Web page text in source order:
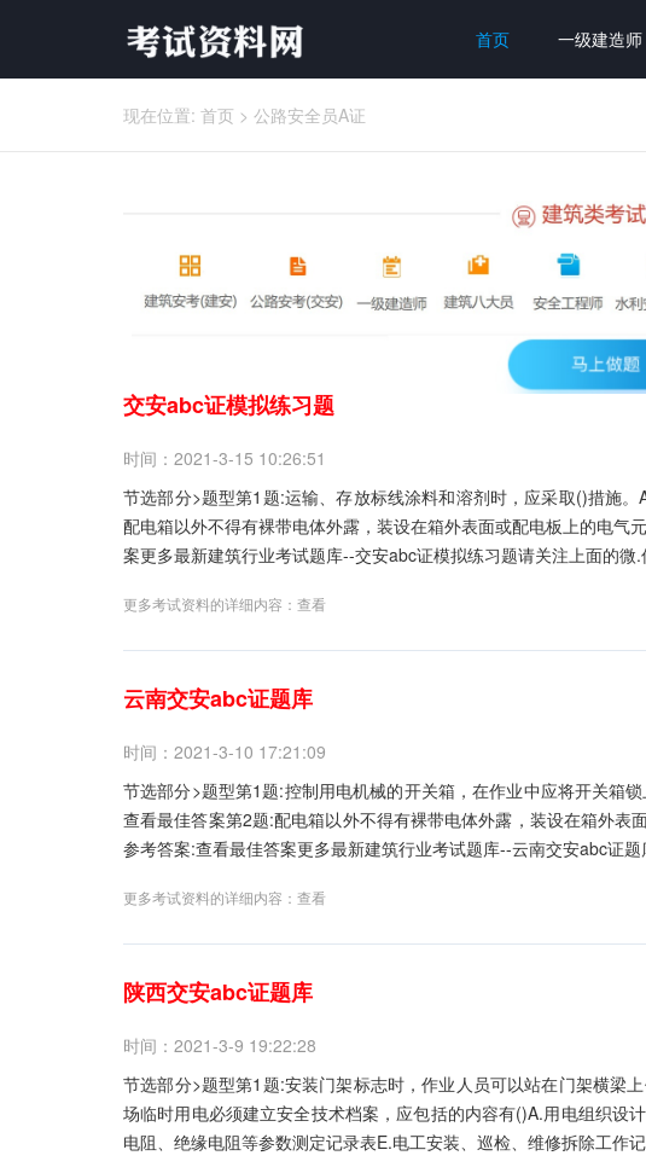
首页 一级建造师
现在位置: 首页 > 公路安全员A证
交安abc证模拟练习题
时间：2021-3-15 10:26:51
节选部分>题型第1题:运输、存放标线涂料和溶剂时，应采取()措施
配电箱以外不得有裸带电体外露，装设在箱外表面或配电板上的电气
案更多最新建筑行业考试题库--交安abc证模拟练习题请关注上面的微.
更多考试资料的详细内容： 查看
云南交安abc证题库
时间：2021-3-10 17:21:09
节选部分>题型第1题:控制用电机械的开关箱，在作业中应将开关箱
查看最佳答案第2题:配电箱以外不得有裸带电体外露，装设在箱外
参考答案:查看最佳答案更多最新建筑行业考试题库--云南交安abc证
更多考试资料的详细内容： 查看
陕西交安abc证题库
时间：2021-3-9 19:22:28
节选部分>题型第1题:安装门架标志时，作业人员可以站在门架横梁
场临时用电必须建立安全技术档案，应包括的内容有()A.用电组织设
电阻、绝缘电阻等参数测定记录表E.电工安装、巡检、维修拆除工作